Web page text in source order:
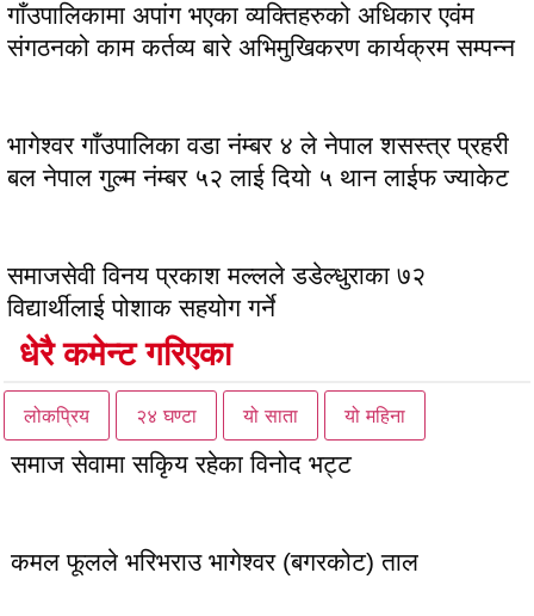
गाँउपालिकामा अपांग भएका व्यक्तिहरुको अधिकार एवंम
संगठनको काम कर्तव्य बारे अभिमुखिकरण कार्यक्रम सम्पन्न
भागेश्वर गाँउपालिका वडा नंम्बर ४ ले नेपाल शसस्त्र प्रहरी
बल नेपाल गुल्म नंम्बर ५२ लाई दियो ५ थान लाईफ ज्याकेट
समाजसेवी विनय प्रकाश मल्लले डडेल्धुराका ७२
विद्यार्थीलाई पोशाक सहयोग गर्ने
धेरै कमेन्ट गरिएका
लोकप्रिय २४ घण्टा यो साता यो महिना
समाज सेवामा सकिृय रहेका विनोद भट्ट
कमल फूलले भरिभराउ भागेश्वर (बगरकोट) ताल